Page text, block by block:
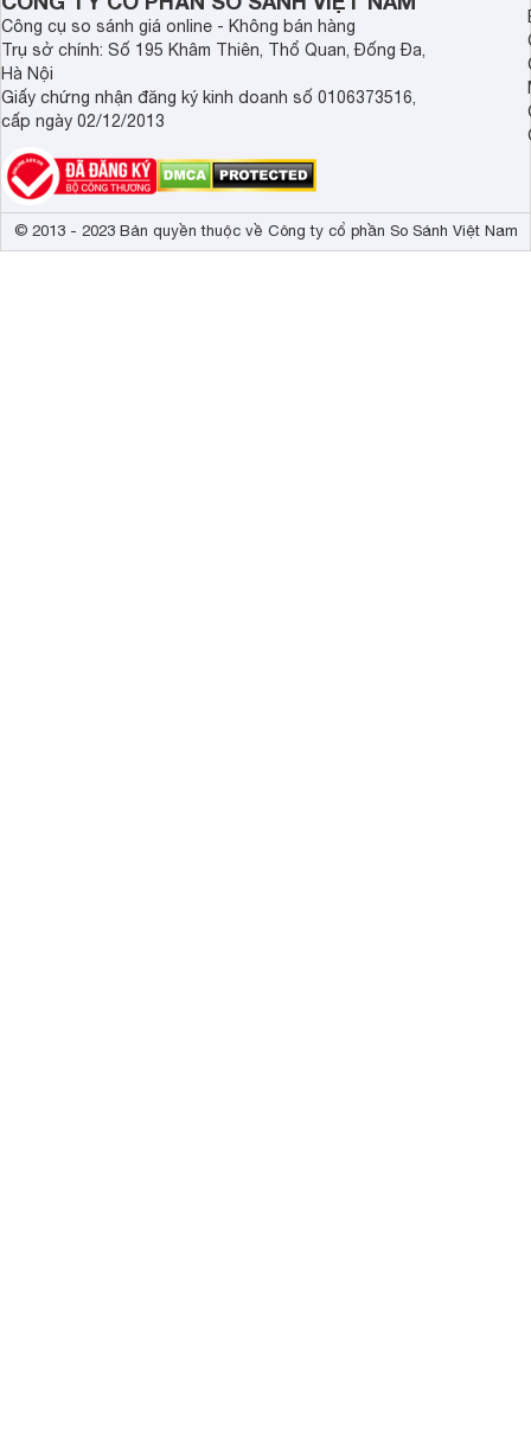
Công cụ so sánh giá online - Không bán hàng
Trụ sở chính: Số 195 Khâm Thiên, Thổ Quan, Đống Đa,
Hà Nội
Giấy chứng nhận đăng ký kinh doanh số 0106373516,
cấp ngày 02/12/2013
© 2013 - 2023 Bản quyền thuộc về Công ty cổ phần So Sánh Việt Nam